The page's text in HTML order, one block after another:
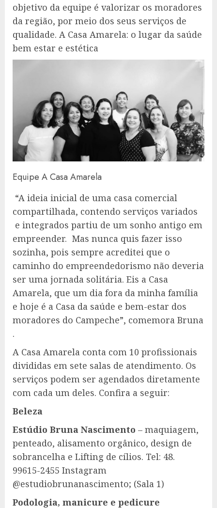
objetivo da equipe é valorizar os moradores
da região, por meio dos seus serviços de
qualidade. A Casa Amarela: o lugar da saúde
bem estar e estética
Equipe A Casa Amarela
“A ideia inicial de uma casa comercial
compartilhada, contendo serviços variados
e integrados partiu de um sonho antigo em
empreender. Mas nunca quis fazer isso
sozinha, pois sempre acreditei que o
caminho do empreendedorismo não deveria
ser uma jornada solitária. Eis a Casa
Amarela, que um dia fora da minha família
e hoje é a Casa da saúde e bem-estar dos
moradores do Campeche”, comemora Bruna
.
A Casa Amarela conta com 10 profissionais
divididas em sete salas de atendimento. Os
serviços podem ser agendados diretamente
com cada um deles. Confira a seguir:
Beleza
Estúdio Bruna Nascimento – maquiagem,
penteado, alisamento orgânico, design de
sobrancelha e Lifting de cílios. Tel: 48.
99615-2455 Instagram
@estudiobrunanascimento; (Sala 1)
Podologia, manicure e pedicure